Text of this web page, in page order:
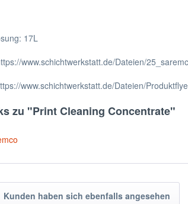
17L
www.schichtwerkstatt.de/Dateien/
Dateien/
zu "Print Cleaning Concentrate"
Kunden haben sich ebenfalls angesehen